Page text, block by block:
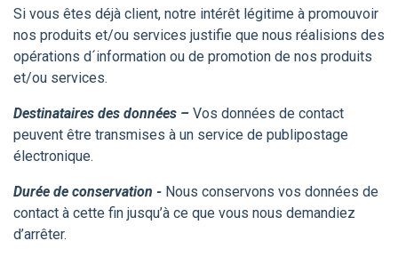
Si vous êtes déjà client, notre intérêt légitime à promouvoir
nos produits et/ou services justifie que nous réalisions des
opérations d´information ou de promotion de nos produits
et/ou services.
Destinataires des données – Vos données de contact
peuvent être transmises à un service de publipostage
électronique.
Durée de conservation - Nous conservons vos données de
contact à cette fin jusqu’à ce que vous nous demandiez
d’arrêter.